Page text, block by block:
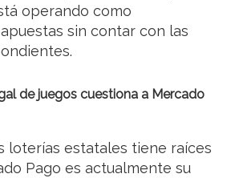
operando como
sin contar con las
de juegos cuestiona a Mercado
loterías estatales tiene raíces
Pago es actualmente su